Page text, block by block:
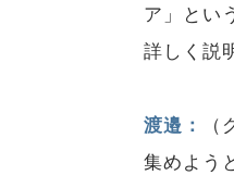
ア」とい
詳しく説
渡邉：
集めよう